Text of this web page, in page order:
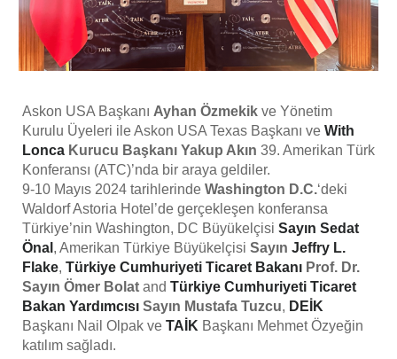
Askon USA Başkanı Ayhan Özmekik ve Yönetim
Kurulu Üyeleri ile Askon USA Texas Başkanı ve With
Lonca Kurucu Başkanı Yakup Akın 39. Amerikan Türk
Konferansı (ATC)’nda bir araya geldiler.
9-10 Mayıs 2024 tarihlerinde Washington D.C.‘deki
Waldorf Astoria Hotel’de gerçekleşen konferansa
Türkiye’nin Washington, DC Büyükelçisi Sayın Sedat
Önal , Amerikan Türkiye Büyükelçisi Sayın Jeffry L.
Flake, Türkiye Cumhuriyeti Ticaret Bakanı Prof. Dr.
Sayın Ömer Bolat and Türkiye Cumhuriyeti Ticaret
Bakan Yardımcısı Sayın Mustafa Tuzcu, DEİK
Başkanı Nail Olpak ve TAİK Başkanı Mehmet Özyeğin
katılım sağladı.